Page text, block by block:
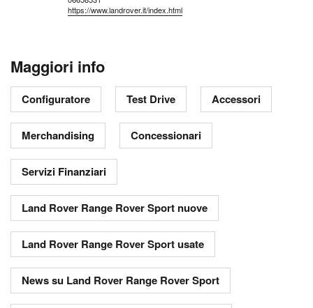
https://www.landrover.it/index.html
Maggiori info
Configuratore Test Drive Accessori
Merchandising Concessionari
Servizi Finanziari
Land Rover Range Rover Sport nuove
Land Rover Range Rover Sport usate
News su Land Rover Range Rover Sport